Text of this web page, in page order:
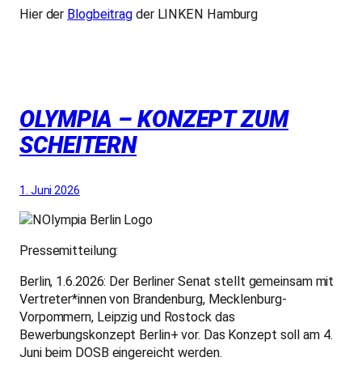
Hier der Blogbeitrag der LINKEN Hamburg
OLYMPIA – KONZEPT ZUM
SCHEITERN
1. Juni 2026
Pressemitteilung:
Berlin, 1.6.2026: Der Berliner Senat stellt gemeinsam mit
Vertreter*innen von Brandenburg, Mecklenburg-
Vorpommern, Leipzig und Rostock das
Bewerbungskonzept Berlin+ vor. Das Konzept soll am 4.
Juni beim DOSB eingereicht werden.